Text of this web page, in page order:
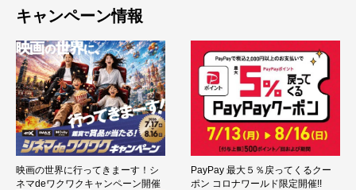
キャンペーン情報
映画の世界に行ってきまーす！シ
ネマdeワクワクキャンペーン開催
PayPay 最大５％戻ってくるクー
ポン コロナワールド限定開催!!